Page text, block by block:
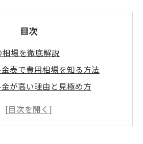
目次
場を徹底解説
表で費用相場を知る方法
が高い理由と見極め方
テナンス業者選びの注意点